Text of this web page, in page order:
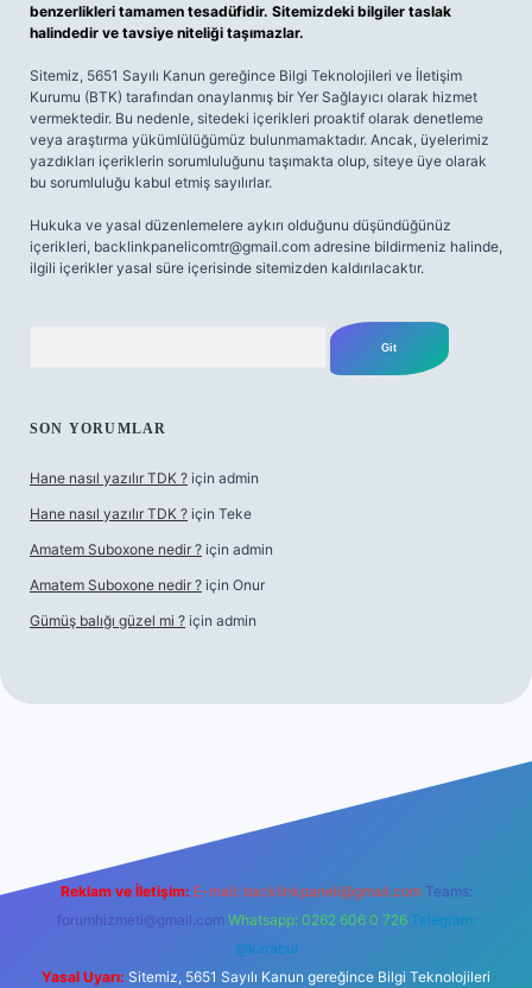
benzerlikleri tamamen tesadüfidir. Sitemizdeki bilgiler taslak
halindedir ve tavsiye niteliği taşımazlar.
Sitemiz, 5651 Sayılı Kanun gereğince Bilgi Teknolojileri ve İletişim
Kurumu (BTK) tarafından onaylanmış bir Yer Sağlayıcı olarak hizmet
vermektedir. Bu nedenle, sitedeki içerikleri proaktif olarak denetleme
veya araştırma yükümlülüğümüz bulunmamaktadır. Ancak, üyelerimiz
yazdıkları içeriklerin sorumluluğunu taşımakta olup, siteye üye olarak
bu sorumluluğu kabul etmiş sayılırlar.
Hukuka ve yasal düzenlemelere aykırı olduğunu düşündüğünüz
içerikleri, backlinkpanelicomtr@gmail.com adresine bildirmeniz halinde,
ilgili içerikler yasal süre içerisinde sitemizden kaldırılacaktır.
SON YORUMLAR
Hane nasıl yazılır TDK ? için admin
Hane nasıl yazılır TDK ? için Teke
Amatem Suboxone nedir ? için admin
Amatem Suboxone nedir ? için Onur
Gümüş balığı güzel mi ? için admin
Reklam ve İletişim: E-mail: backlinkpaneli@gmail.com Teams:
forumhizmeti@gmail.com Whatsapp: 0262 606 0 726 Telegram:
@karabul
Yasal Uyarı: Sitemiz, 5651 Sayılı Kanun gereğince Bilgi Teknolojileri